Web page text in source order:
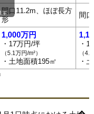
間口11.2m、ほぼ長方
形
間
1,000万円
・17万円/坪
（5.1万円/m²）
・土地面積195㎡
・
（
・
す
」